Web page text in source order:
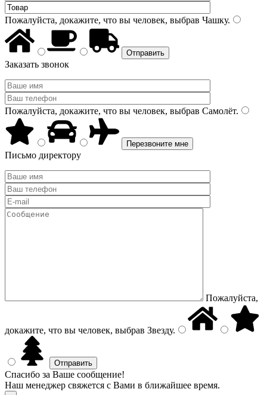
Пожалуйста, докажите, что вы человек, выбрав Чашку.
Заказать звонок
Пожалуйста, докажите, что вы человек, выбрав Самолёт.
Письмо директору
Пожалуйста,
докажите, что вы человек, выбрав Звезду.
Спасибо за Ваше сообщение!
Наш менеджер свяжется с Вами в ближайшее время.